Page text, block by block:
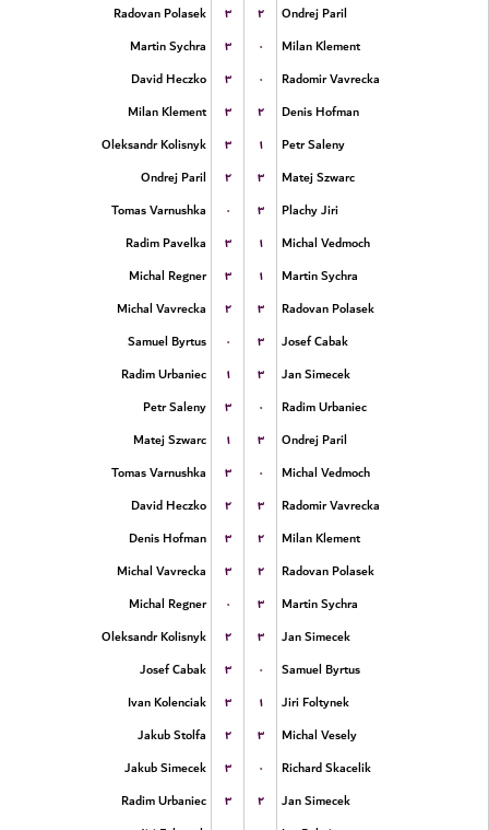
Radovan Polasek
۳ ۲
Ondrej Paril
Martin Sychra
۳ ۰
Milan Klement
David Heczko
۳ ۰
Radomir Vavrecka
Milan Klement
۳ ۲
Denis Hofman
Oleksandr Kolisnyk
۳ ۱
Petr Saleny
Ondrej Paril
۲ ۳
Matej Szwarc
Tomas Varnushka
۰ ۳
Plachy Jiri
Radim Pavelka
۳ ۱
Michal Vedmoch
Michal Regner
۳ ۱
Martin Sychra
Michal Vavrecka
۲ ۳
Radovan Polasek
Samuel Byrtus
۰ ۳
Josef Cabak
Radim Urbaniec
۱ ۳
Jan Simecek
Petr Saleny
۳ ۰
Radim Urbaniec
Matej Szwarc
۱ ۳
Ondrej Paril
Tomas Varnushka
۳ ۰
Michal Vedmoch
David Heczko
۲ ۳
Radomir Vavrecka
Denis Hofman
۳ ۲
Milan Klement
Michal Vavrecka
۳ ۲
Radovan Polasek
Michal Regner
۰ ۳
Martin Sychra
Oleksandr Kolisnyk
۲ ۳
Jan Simecek
Josef Cabak
۳ ۰
Samuel Byrtus
Ivan Kolenciak
۳ ۱
Jiri Foltynek
Jakub Stolfa
۲ ۳
Michal Vesely
Jakub Simecek
۳ ۰
Richard Skacelik
Radim Urbaniec
۳ ۲
Jan Simecek